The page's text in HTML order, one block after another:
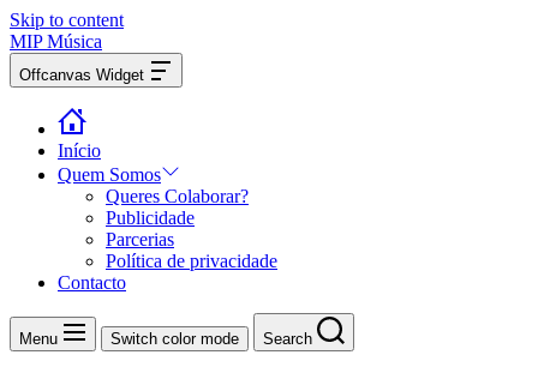
Skip to content
MIP Música
Offcanvas Widget
Início
Quem Somos
Queres Colaborar?
Publicidade
Parcerias
Política de privacidade
Contacto
Menu Switch color mode Search